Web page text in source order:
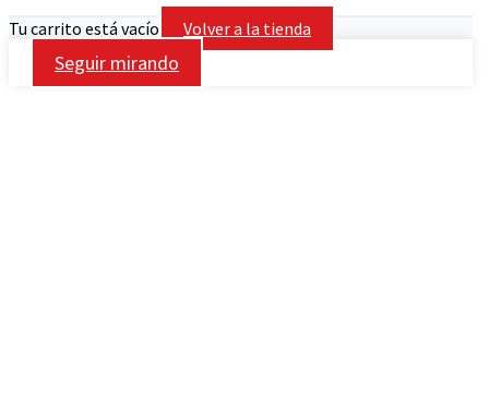
Tu carrito está vacío Volver a la tienda
Seguir mirando